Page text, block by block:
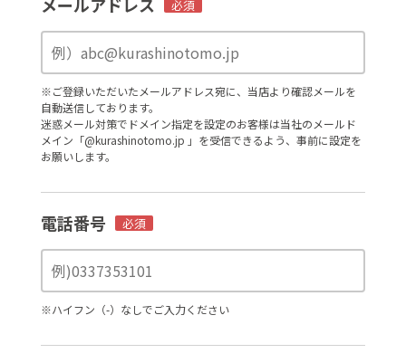
必須
※ご登録いただいたメールアドレス宛に、当店より確認メールを
自動送信しております。
迷惑メール対策でドメイン指定を設定のお客様は当社のメールド
メイン「@kurashinotomo.jp 」を受信できるよう、事前に設定を
お願いします。
電話番号 必須
※ハイフン（-）なしでご入力ください